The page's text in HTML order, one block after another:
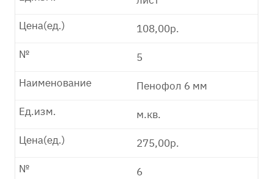
108,00р.
Цена(ед.)
5
№
Пенофол 6 мм
Наименование
м.кв.
Ед.изм.
275,00р.
Цена(ед.)
6
№